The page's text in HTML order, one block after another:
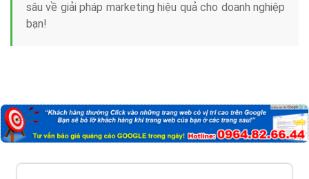
sâu về giải pháp marketing hiệu quả cho doanh nghiệp
bạn!